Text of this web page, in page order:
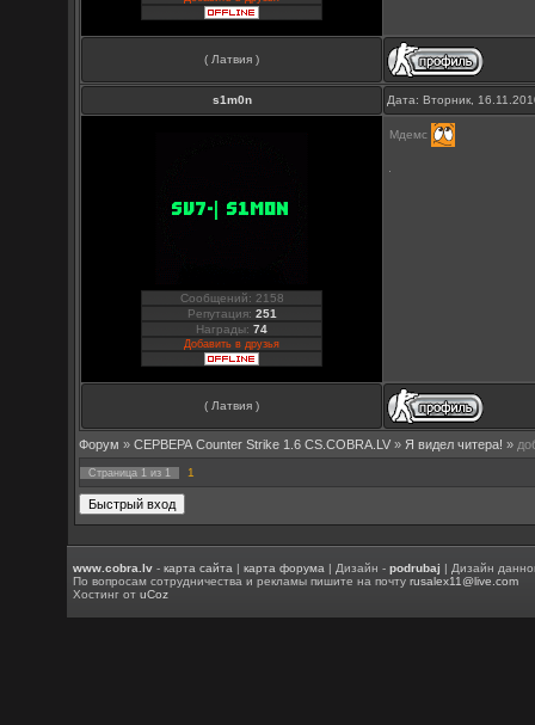
( Латвия )
s1m0n Дата: Вторник,
Сообщений: 2158
Репутация: 251
Награды:74
Добавить в друзья
Мдемс
( Латвия )
Форум » СЕРВЕРА Counter Strike 1.6 CS.COBRA.LV » Я видел читера! »
Страница 1 из 1 1
www.cobra.lv -карта сайта |карта форума | Дизайн -podrubaj | Дизайн
По вопросам сотрудничества и рекламы пишите на почтуrusalex11@live.com
Хостинг отuCoz